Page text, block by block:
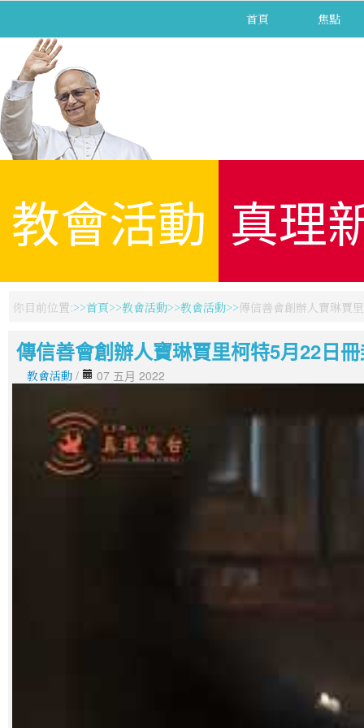
首頁 焦點
教會活動 真理
你目前位置: 首頁 教會活動 教會活動 傳信善會創辦人寶琳賈
傳信善會創辦人寶琳賈里柯特5月22日
教會活動 / 07 五月 2022